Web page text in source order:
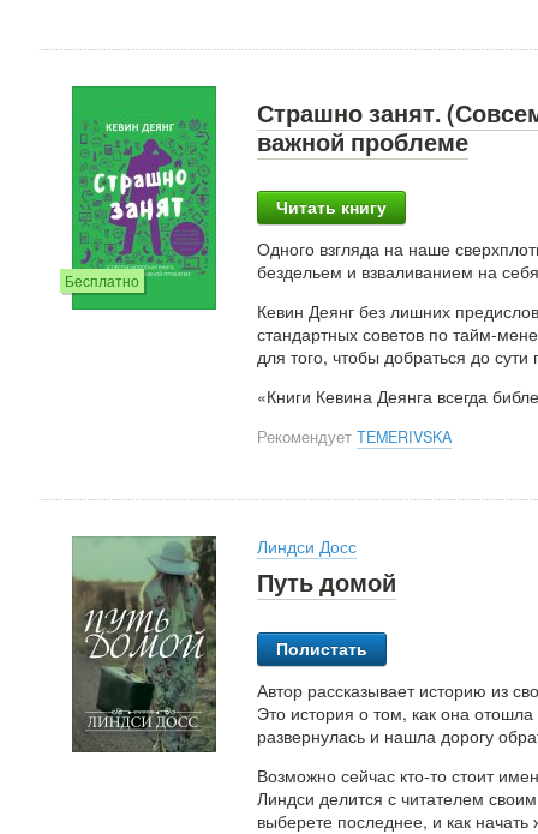
Бесплатно
Страшно занят.
важной проблеме
Читать книгу
Одного взгляда на наше
бездельем и взваливанием на
Кевин Деянг без лишних
стандартных советов по тайм-
для того, чтобы добраться до
«Книги Кевина Деянга всегда
Рекомендует TEMERIVSKA
Линдси Досс
Путь домой
Полистать
Автор рассказывает историю из
Это история о том, как она
развернулась и нашла дорогу
Возможно сейчас кто-то стоит
Линдси делится с читателем
выберете последнее, и как